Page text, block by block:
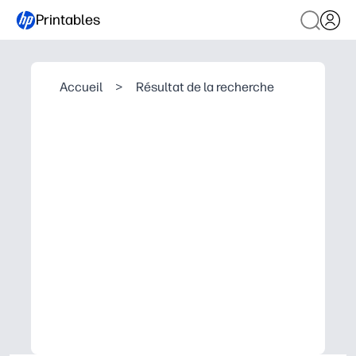
Printables
Accueil > Résultat de la recherche